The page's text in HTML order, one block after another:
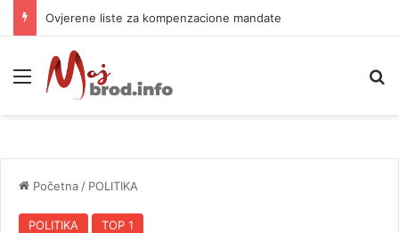
Meni
Početna / POLITIKA
POLITIKA TOP 1